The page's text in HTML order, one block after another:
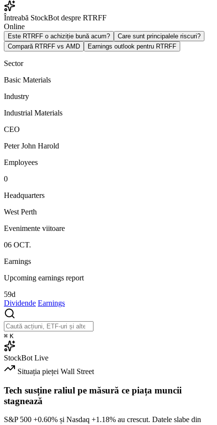
Întreabă StockBot despre RTRFF
Online
Este RTRFF o achiziție bună acum?
Care sunt principalele riscuri?
Compară RTRFF vs AMD
Earnings outlook pentru RTRFF
Sector
Basic Materials
Industry
Industrial Materials
CEO
Peter John Harold
Employees
0
Headquarters
West Perth
Evenimente viitoare
06 OCT.
Earnings
Upcoming earnings report
59d
Dividende Earnings
⌘ K
StockBot Live
Situația pieței Wall Street
Tech susține raliul pe măsură ce piața muncii
stagnează
S&P 500 +0.60% și Nasdaq +1.18% au crescut. Datele slabe din